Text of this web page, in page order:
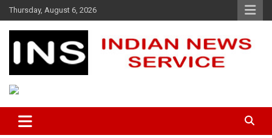
Skip
to
content
Thursday, August 6, 2026
Indian News Service